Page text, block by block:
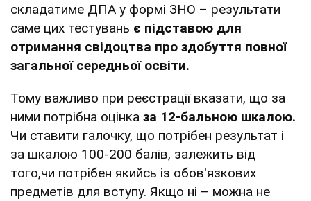
складатиме ДПА у формі ЗНО – результати
саме цих тестувань є підставою для
отримання свідоцтва про здобуття повної
загальної середньої освіти.
Тому важливо при реєстрації вказати, що за
ними потрібна оцінка за 12-бальною шкалою.
Чи ставити галочку, що потрібен результат і
за шкалою 100-200 балів, залежить від
того,чи потрібен якийсь із обов'язкових
предметів для вступу. Якщо ні – можна не